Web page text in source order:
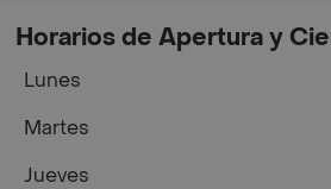
Horarios de Apertura y
Lunes
Martes
Jueves